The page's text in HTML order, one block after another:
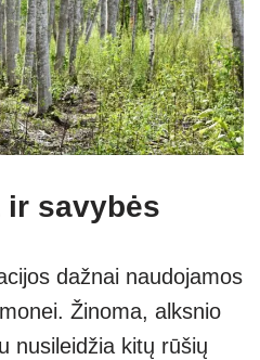
ir savybės
dažnai naudojamos
Žinoma, alksnio
nusileidžia kitų rūšių